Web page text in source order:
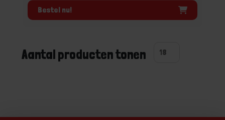
Bestel nu!
Aantal producten tonen